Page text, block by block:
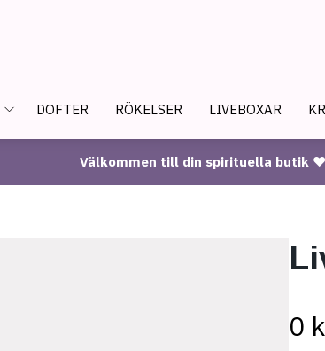
DOFTER RÖKELSER LIVEBOXAR
Välkommen till din spirituella butik ♥
0